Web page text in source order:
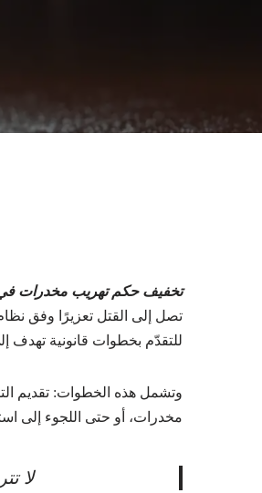
تخفيف حكم تهريب مخدرات في
تصل إلى القتل تعزيرًا وفق
للتقدّم بخطوات قانونية
وتشمل هذه الخطوات: تقديم
مخدرات، أو حتى اللجوء إلى
لا